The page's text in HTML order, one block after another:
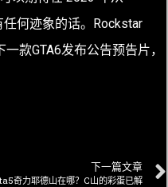
何迹象的话。Rockstar
款GTA6发布公告预告片，
下一篇文章
奇力耶德山在哪？C山的彩蛋已解